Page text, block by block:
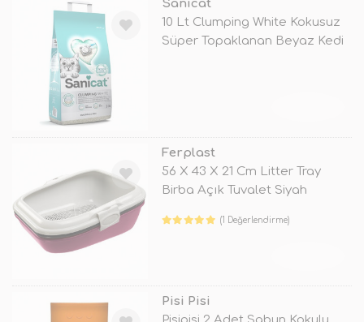
Sanicat
10 Lt Clumping White Kokusuz
Süper Topaklanan Beyaz Kedi
Ferplast
56 X 43 X 21 Cm Litter Tray
Birba Açık Tuvalet Siyah
(1 Değerlendirme)
Pisi Pisi